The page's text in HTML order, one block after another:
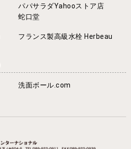
パパサラダYahooストア店
蛇口堂
フランス製高級水栓 Herbeau
洗面ボール.com